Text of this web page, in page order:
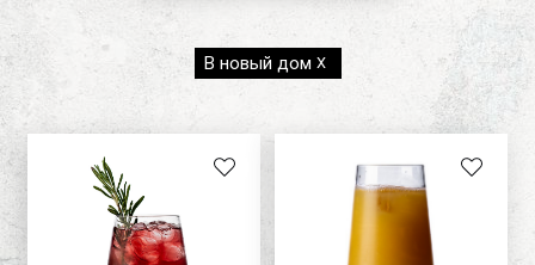
Новый пользователь\гость
Регистрация
блюд
Апельсин
Bormioli Rocco
Luigi Bormioli
В новый дом X